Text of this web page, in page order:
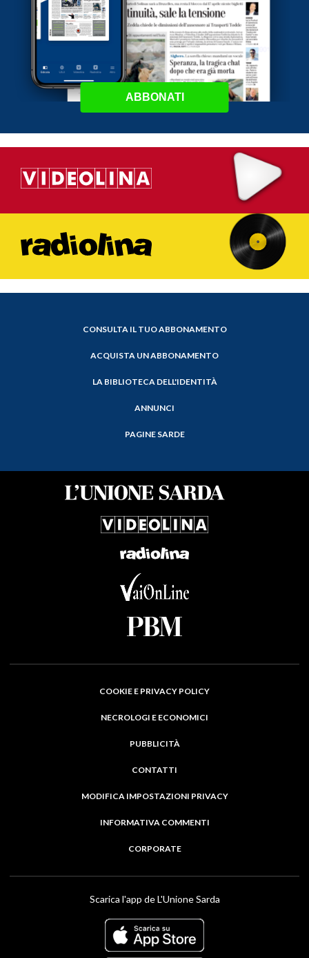
ABBONATI
CONSULTA IL TUO ABBONAMENTO
ACQUISTA UN ABBONAMENTO
LA BIBLIOTECA DELL'IDENTITÀ
ANNUNCI
PAGINE SARDE
COOKIE E PRIVACY POLICY
NECROLOGI E ECONOMICI
PUBBLICITÀ
CONTATTI
MODIFICA IMPOSTAZIONI PRIVACY
INFORMATIVA COMMENTI
CORPORATE
Scarica l'app de L'Unione Sarda